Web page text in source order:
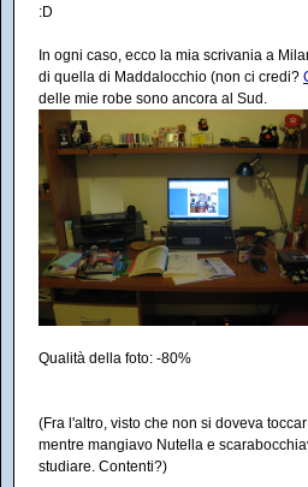
:D
In ogni caso, ecco la mia scrivania a
di quella di Maddalocchio (non ci credi?
delle mie robe sono ancora al Sud.
Qualità della foto: -80%
(Fra l'altro, visto che non si doveva
mentre mangiavo Nutella e
studiare. Contenti?)